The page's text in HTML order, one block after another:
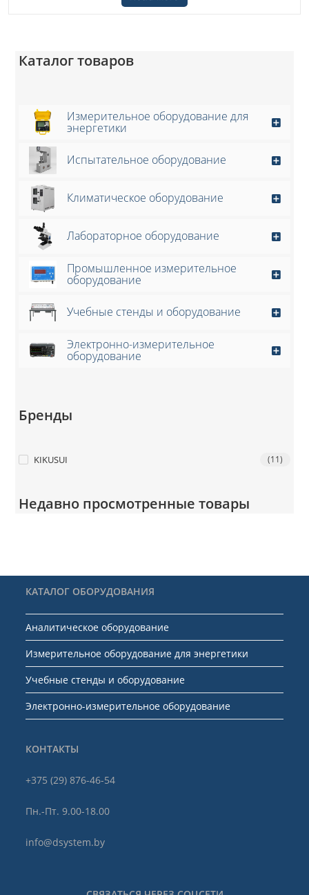
Каталог товаров
Измерительное оборудование для
энергетики
Испытательное оборудование
Климатическое оборудование
Лабораторное оборудование
Промышленное измерительное
оборудование
Учебные стенды и оборудование
Электронно-измерительное
оборудование
Бренды
KIKUSUI (11)
Недавно просмотренные товары
КАТАЛОГ ОБОРУДОВАНИЯ
Аналитическое оборудование
Измерительное оборудование для энергетики
Учебные стенды и оборудование
Электронно-измерительное оборудование
КОНТАКТЫ
+375 (29) 876-46-54
Пн.-Пт. 9.00-18.00
info@dsystem.by